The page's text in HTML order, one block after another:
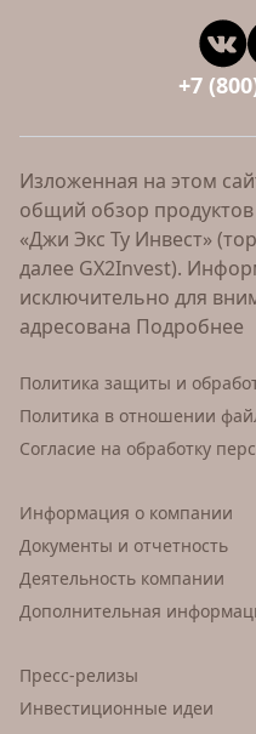
+7
Изложенная на этом
общий обзор
«Джи Экс Ту Инвест»
далее GX2Invest).
исключительно для
адресована Подробнее
Политика защиты и
Политика в отношении
Согласие на обработку
Информация о компании
Документы и отчетность
Деятельность компании
Дополнительная
Пресс-релизы
Инвестиционные идеи